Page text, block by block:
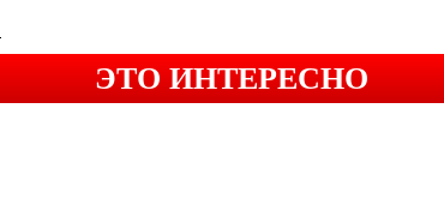
ЭТО ИНТЕРЕСНО